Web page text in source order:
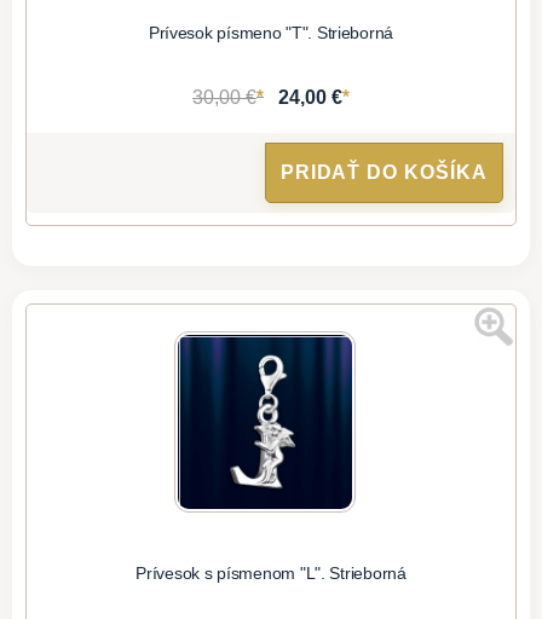
Prívesok písmeno "T". Strieborná
30,00 €* 24,00 €*
PRIDAŤ DO KOŠÍKA
Prívesok s písmenom "L". Strieborná